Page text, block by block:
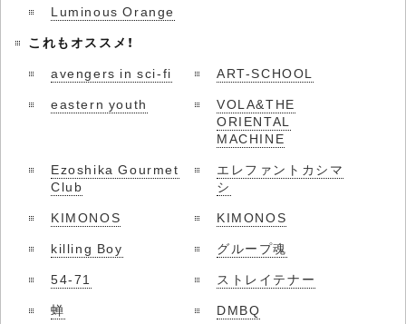
Luminous Orange
これもオススメ！
avengers in sci-fi
ART-SCHOOL
eastern youth
VOLA&THE
ORIENTAL
MACHINE
Ezoshika Gourmet
Club
エレファントカシマ
シ
KIMONOS
KIMONOS
killing Boy
グループ魂
54-71
ストレイテナー
蝉
DMBQ